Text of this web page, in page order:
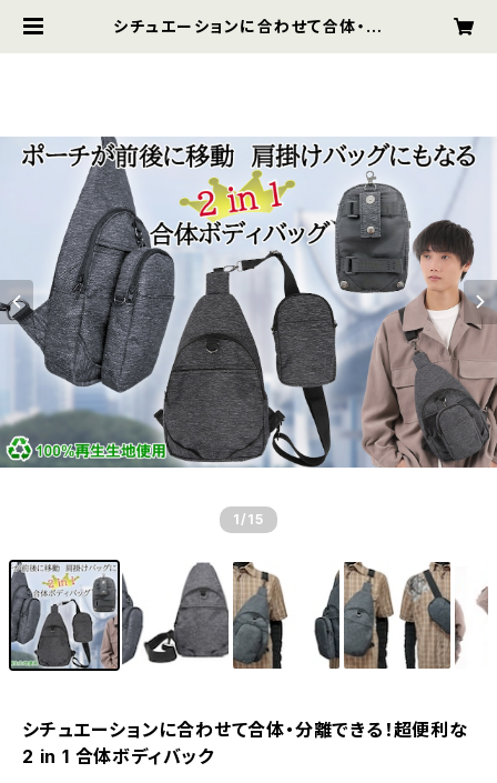
シチュエーションに合わせて合体・分
1 /15
シチュエーションに合わせて合体・分離できる！超便利な
2 in 1 合体ボディバック